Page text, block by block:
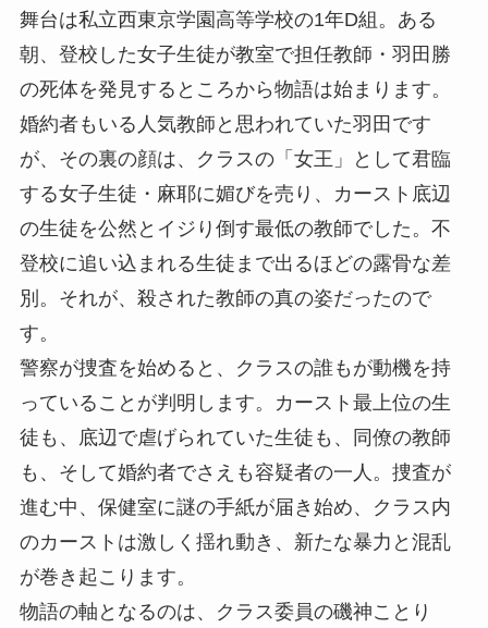
舞台は私立西東京学園高等学校の1年D組。ある
朝、登校した女子生徒が教室で担任教師・羽田勝
の死体を発見するところから物語は始まります。
婚約者もいる人気教師と思われていた羽田です
が、その裏の顔は、クラスの「女王」として君臨
する女子生徒・麻耶に媚びを売り、カースト底辺
の生徒を公然とイジり倒す最低の教師でした。不
登校に追い込まれる生徒まで出るほどの露骨な差
別。それが、殺された教師の真の姿だったので
す。
警察が捜査を始めると、クラスの誰もが動機を持
っていることが判明します。カースト最上位の生
徒も、底辺で虐げられていた生徒も、同僚の教師
も、そして婚約者でさえも容疑者の一人。捜査が
進む中、保健室に謎の手紙が届き始め、クラス内
のカーストは激しく揺れ動き、新たな暴力と混乱
が巻き起こります。
物語の軸となるのは、クラス委員の磯神ことり